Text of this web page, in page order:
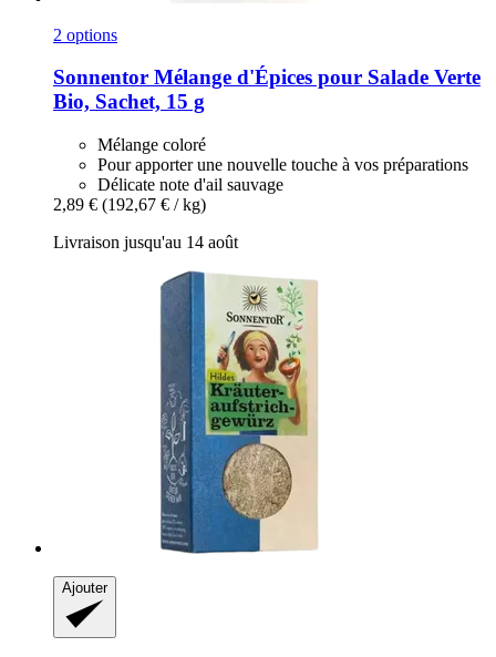
2 options
Sonnentor Mélange d'Épices pour Salade Verte
Bio, Sachet, 15 g
Mélange coloré
Pour apporter une nouvelle touche à vos préparations
Délicate note d'ail sauvage
2,89 € (192,67 € / kg)
Livraison jusqu'au 14 août
Ajouter